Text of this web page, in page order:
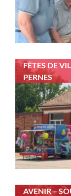
FÊTES DE
PERNES
AVENIR –